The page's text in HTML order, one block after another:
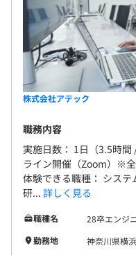
株式会社アテック
職務内容
実施日数： 1日（3.5時
ライン開催（Zoom）※
体験できる職種： シス
研... 詳しく見る
職種名
28卒エンジ
勤務地
神奈川県横